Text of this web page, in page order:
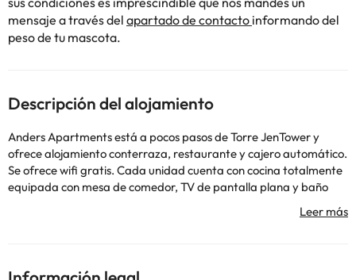
mensaje a través del apartado de contacto informando del
peso de tu mascota.
Descripción del alojamiento
Anders Apartments está a pocos pasos de Torre JenTower y
ofrece alojamiento conterraza, restaurante y cajero automático.
Se ofrece wifi gratis. Cada unidad cuenta con cocina totalmente
equipada con mesa de comedor, TV de pantalla plana y baño
privado con ducha y secador de pelo. También hay lavavajillas,
El aeropuerto (Aeropuerto de Erfurt-Weimar) está a 54 km.